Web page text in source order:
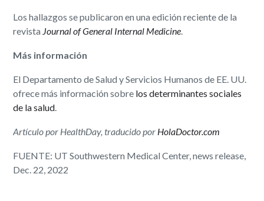
Los hallazgos se publicaron en una edición reciente de la
revista Journal of General Internal Medicine
Más información
El Departamento de Salud y Servicios Humanos de EE. UU.
ofrece más información sobre los determinantes sociales
de la salud
Artículo por HealthDay, traducido por HolaDoctor.com
FUENTE: UT Southwestern Medical Center, news release,
Dec. 22, 2022